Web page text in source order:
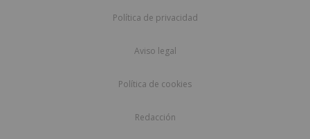
Política de privacidad
Aviso legal
Política de cookies
Redacción